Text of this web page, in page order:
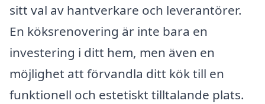
sitt val av hantverkare och leverantörer.
En köksrenovering är inte bara en
investering i ditt hem, men även en
möjlighet att förvandla ditt kök till en
funktionell och estetiskt tilltalande plats.